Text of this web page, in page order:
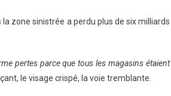
zone sinistrée a perdu plus de six milliards
pertes parce que tous les magasins étaient
le visage crispé, la voie tremblante.